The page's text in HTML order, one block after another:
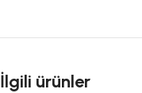
İlgili ürünler